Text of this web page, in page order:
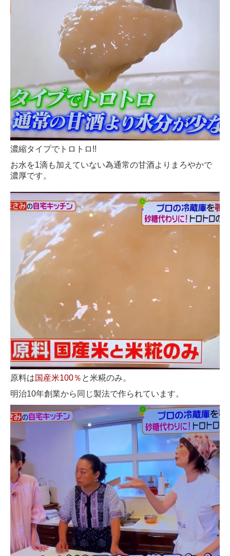
濃縮タイプでトロトロ!!
お水を1滴も加えていない為通常の甘酒よりまろやかで
濃厚です。
原料は国産米100％ と米糀のみ。
明治10年創業から同じ製法で作られています。